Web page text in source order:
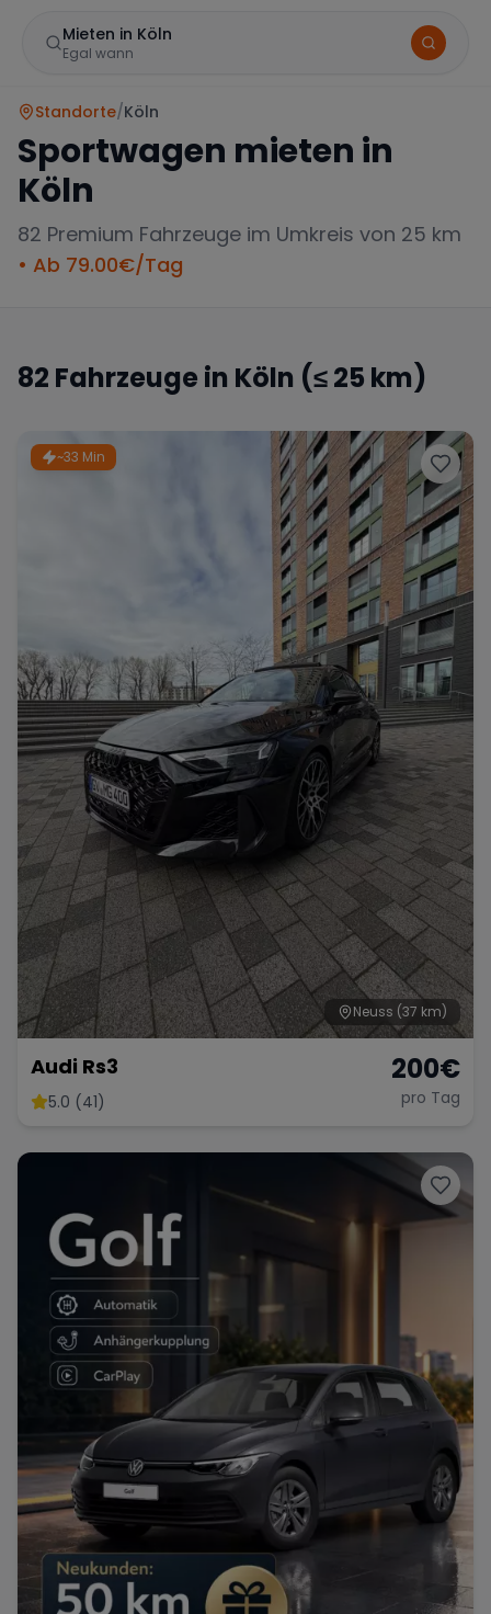
Mieten in Köln
Egal wann
Lamborghini Ferrari
Jaguar
Tesla Chevrolet Dodge
Bentley Rolls Royce Aston Martin
Bugatti Lotus Maserati
Range Rover
Standorte/Köln
Sportwagen mieten in
Köln
82 Premium Fahrzeuge im Umkreis von 25 km
• Ab 79.00€/Tag
82 Fahrzeuge in Köln (≤ 25 km)
~33 Min
Neuss (37 km)
Audi Rs3
5.0 (41)
200€
pro Tag